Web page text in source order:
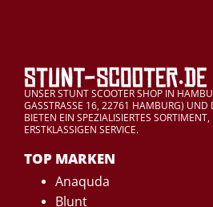
UNSER STUNT SCOOTER SHOP IN
GASSTRASSE 16, 22761 HAMBURG) UND
BIETEN EIN SPEZIALISIERTES SORTIMENT,
ERSTKLASSIGEN SERVICE.
TOP MARKEN
Anaquda
Blunt